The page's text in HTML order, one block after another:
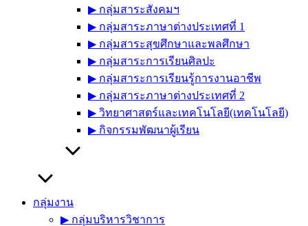
▶︎ กลุ่มสาระสังคมฯ
▶︎ กลุ่มสาระภาษาต่างประเทศที่ 1
▶︎ กลุ่มสาระสุขศึกษาและพลศึกษา
▶︎ กลุ่มสาระการเรียนศิลปะ
▶︎ กลุ่มสาระการเรียนรู้การงานอาชีพ
▶︎ กลุ่มสาระภาษาต่างประเทศที่ 2
▶︎ วิทยาศาสตร์และเทคโนโลยี(เทคโนโลยี)
▶︎ กิจกรรมพัฒนาผู้เรียน
กลุ่มงาน
▶︎ กลุ่มบริหารวิชาการ